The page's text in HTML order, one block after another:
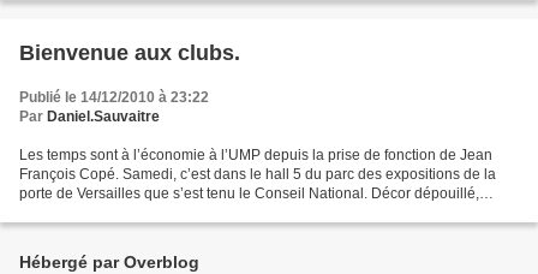
Bienvenue aux clubs.
Publié le 14/12/2010 à 23:22
Par Daniel.Sauvaitre
Les temps sont à l’économie à l’UMP depuis la prise de fonction de Jean
François Copé. Samedi, c’est dans le hall 5 du parc des expositions de la
porte de Versailles que s’est tenu le Conseil National. Décor dépouillé,
Hébergé par Overblog